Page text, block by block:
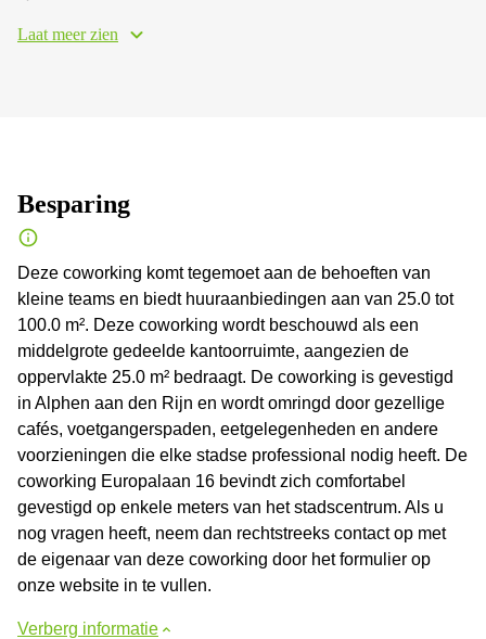
Laat meer zien
Besparing
Deze coworking komt tegemoet aan de behoeften van
kleine teams en biedt huuraanbiedingen aan van 25.0 tot
100.0 m². Deze coworking wordt beschouwd als een
middelgrote gedeelde kantoorruimte, aangezien de
oppervlakte 25.0 m² bedraagt. De coworking is gevestigd
in Alphen aan den Rijn en wordt omringd door gezellige
cafés, voetgangerspaden, eetgelegenheden en andere
voorzieningen die elke stadse professional nodig heeft. De
coworking Europalaan 16 bevindt zich comfortabel
gevestigd op enkele meters van het stadscentrum. Als u
nog vragen heeft, neem dan rechtstreeks contact op met
de eigenaar van deze coworking door het formulier op
onze website in te vullen.
Verberg informatie